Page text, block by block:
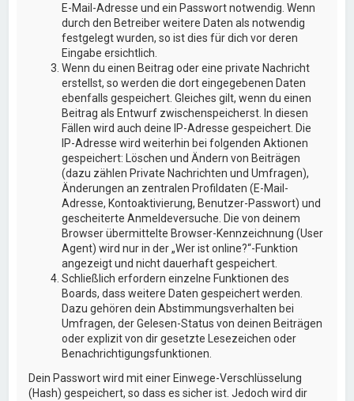
E-Mail-Adresse und ein Passwort notwendig. Wenn
durch den Betreiber weitere Daten als notwendig
festgelegt wurden, so ist dies für dich vor deren
Eingabe ersichtlich.
Wenn du einen Beitrag oder eine private Nachricht
erstellst, so werden die dort eingegebenen Daten
ebenfalls gespeichert. Gleiches gilt, wenn du einen
Beitrag als Entwurf zwischenspeicherst. In diesen
Fällen wird auch deine IP-Adresse gespeichert. Die
IP-Adresse wird weiterhin bei folgenden Aktionen
gespeichert: Löschen und Ändern von Beiträgen
(dazu zählen Private Nachrichten und Umfragen),
Änderungen an zentralen Profildaten (E-Mail-
Adresse, Kontoaktivierung, Benutzer-Passwort) und
gescheiterte Anmeldeversuche. Die von deinem
Browser übermittelte Browser-Kennzeichnung (User
Agent) wird nur in der „Wer ist online?“-Funktion
angezeigt und nicht dauerhaft gespeichert.
Schließlich erfordern einzelne Funktionen des
Boards, dass weitere Daten gespeichert werden.
Dazu gehören dein Abstimmungsverhalten bei
Umfragen, der Gelesen-Status von deinen Beiträgen
oder explizit von dir gesetzte Lesezeichen oder
Benachrichtigungsfunktionen.
Dein Passwort wird mit einer Einwege-Verschlüsselung
(Hash) gespeichert, so dass es sicher ist. Jedoch wird dir